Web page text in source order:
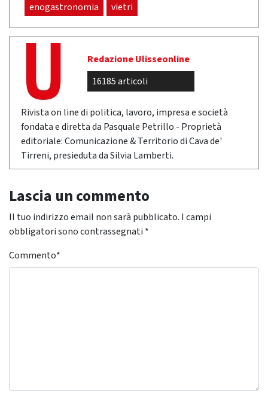
enogastronomia vietri
Redazione Ulisseonline
16185 articoli
Rivista on line di politica, lavoro, impresa e società
fondata e diretta da Pasquale Petrillo - Proprietà
editoriale: Comunicazione & Territorio di Cava de'
Tirreni, presieduta da Silvia Lamberti.
Lascia un commento
Il tuo indirizzo email non sarà pubblicato. I campi
obbligatori sono contrassegnati *
Commento*